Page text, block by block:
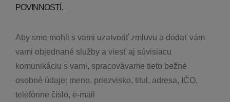
POVINNOSTÍ.
Aby sme mohli s vami uzatvoriť zmluvu a dodať vám
vami objednané služby a viesť aj súvisiacu
komunikáciu s vami, spracovávame tieto bežné
osobné údaje: meno, priezvisko, titul, adresa, IČO,
telefónne číslo, e-mail